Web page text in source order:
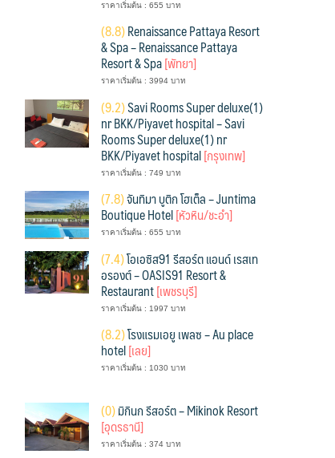
ราคาเริ่มต้น : 655 บาท
(8.8)Renaissance Pattaya Resort
& Spa – Renaissance Pattaya
Resort & Spa[พัทยา]
ราคาเริ่มต้น : 3994 บาท
(9.2)Savi Rooms Super deluxe(1)
nr BKK/Piyavet hospital – Savi
Rooms Super deluxe(1) nr
BKK/Piyavet hospital[กรุงเทพ]
ราคาเริ่มต้น : 749 บาท
(7.8)จันทิมา บูติก โฮเต็ล – Juntima
Boutique Hotel[หัวหิน/ชะอำ]
ราคาเริ่มต้น : 655 บาท
(7.4)โอเอซิส91 รีสอร์ต แอนด์ เรสเท
อรองต์ – OASIS91 Resort &
Restaurant[เพชรบุรี]
ราคาเริ่มต้น : 1997 บาท
(8.2)โรงแรมเอยู เพลซ – Au place
hotel[เลย]
ราคาเริ่มต้น : 1030 บาท
(0)มิกินก รีสอร์ต – Mikinok Resort
[อุดรธานี]
ราคาเริ่มต้น : 374 บาท